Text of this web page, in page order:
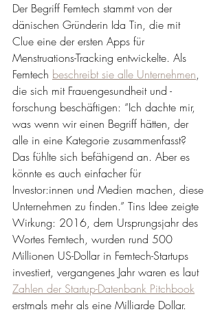
Der Begriff Femtech stammt von der
dänischen Gründerin Ida Tin, die mit
Clue eine der ersten Apps für
Menstruations-Tracking entwickelte. Als
Femtech beschreibt sie alle Unternehmen,
die sich mit Frauengesundheit und -
forschung beschäftigen: “Ich dachte mir,
was wenn wir einen Begriff hätten, der
alle in eine Kategorie zusammenfasst?
Das fühlte sich befähigend an. Aber es
könnte es auch einfacher für
Investor:innen und Medien machen, diese
Unternehmen zu finden.” Tins Idee zeigte
Wirkung: 2016, dem Ursprungsjahr des
Wortes Femtech, wurden rund 500
Millionen US-Dollar in Femtech-Startups
investiert, vergangenes Jahr waren es laut
Zahlen der Startup-Datenbank Pitchbook
erstmals mehr als eine Milliarde Dollar.